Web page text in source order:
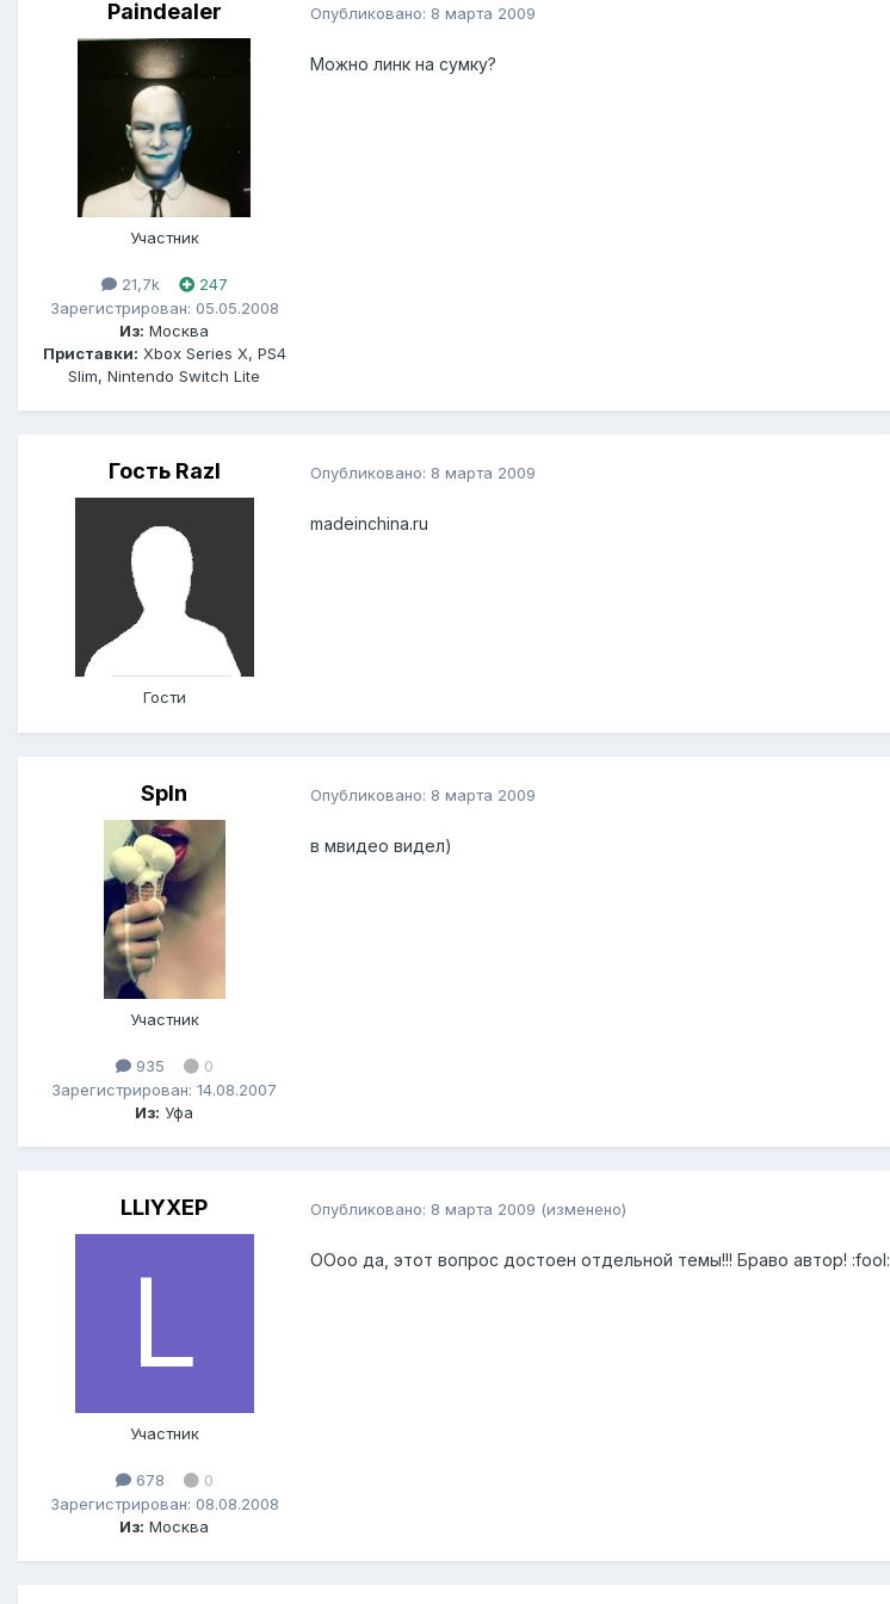
Paindealer
Участник
21,7k
247
Зарегистрирован: 05.05.2008
Из: Москва
Приставки: Xbox Series X, PS4
Slim, Nintendo Switch Lite
Опубликовано: 8 марта 2009
Можно линк на сумку?
Гость Razl
Гости
Опубликовано: 8 марта 2009
madeinchina.ru
SpIn
Участник
935
0
Зарегистрирован: 14.08.2007
Из: Уфа
Опубликовано: 8 марта 2009
в мвидео видел)
LLIYXEP
Участник
678
0
Зарегистрирован: 08.08.2008
Из: Москва
Опубликовано: 8 марта 2009 (изменено)
ООоо да, этот вопрос достоен отдельной темы!!! Браво автор! :fool: